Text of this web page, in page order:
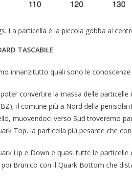
La particella è la piccola gobba al
TASCABILE
innanzitutto quali sono le
convertire la massa delle particelle
il comune più a Nord della
muovendoci verso Sud troveremo
Top, la particella più pesante che
Up e Down e quasi tutte le
Brunico con il Quark Bottom che